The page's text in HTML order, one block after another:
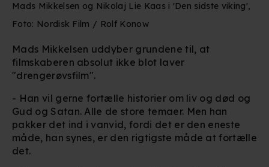
Mads Mikkelsen og Nikolaj Lie Kaas i 'Den sidste viking',
Foto: Nordisk Film / Rolf Konow
Mads Mikkelsen uddyber grundene til, at
filmskaberen absolut ikke blot laver
"drengerøvsfilm".
- Han vil gerne fortælle historier om liv og død og
Gud og Satan. Alle de store temaer. Men han
pakker det ind i vanvid, fordi det er den eneste
måde, han synes, er den rigtigste måde at fortælle
det.